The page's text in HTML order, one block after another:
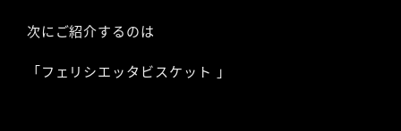
次にご紹介するのは
「フェリシエッタビスケット 」